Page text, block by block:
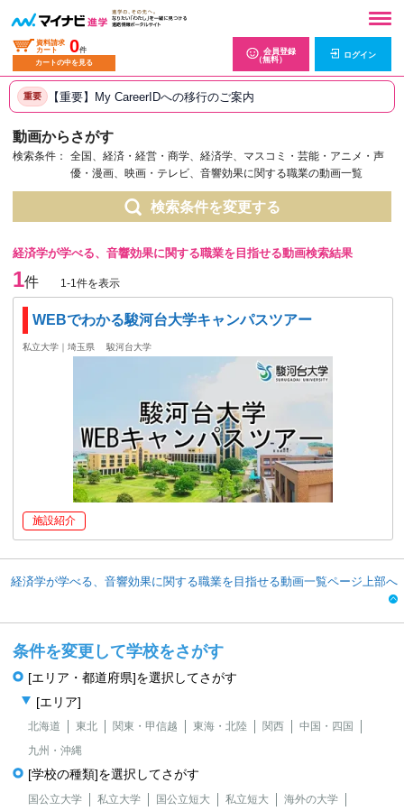
資料請求
カート
0件
カートの中を見る
会員登録
（無料）
ログイン
重要 【重要】My CareerIDへの移行のご案内
動画からさがす
検索条件：
全国、経済・経営・商学、経済学、マスコミ・芸能・アニメ・声
優・漫画、映画・テレビ、音響効果に関する職業の動画一覧
検索条件を変更する
経済学が学べる、音響効果に関する職業を目指せる動画検索結果
1件 1-1件を表示
WEBでわかる駿河台大学キャンパスツアー
私立大学｜埼玉県 駿河台大学
施設紹介
経済学が学べる、音響効果に関する職業を目指せる動画一覧ページ上部へ
条件を変更して学校をさがす
[エリア・都道府県]を選択してさがす
[エリア]
北海道 東北 関東・甲信越 東海・北陸 関西
中国・四国
九州・沖縄
[学校の種類]を選択してさがす
国公立大学 私立大学 国公立短大 私立短大
海外の大学